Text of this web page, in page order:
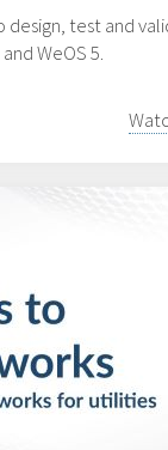
design, test and
WeOS 5.